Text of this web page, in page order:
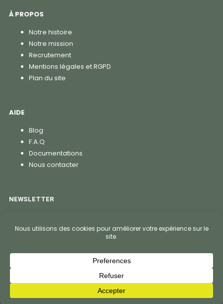
À PROPOS
Notre histoire
Notre mission
Recrutement
Mentions légales et RGPD
Plan du site
AIDE
Blog
F.A.Q
Documentations
Nous contacter
NEWSLETTER
S'abonner